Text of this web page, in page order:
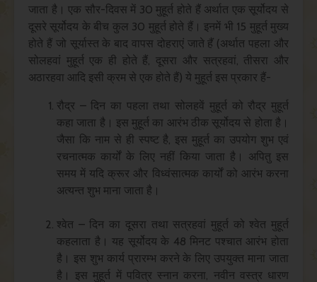
जाता है। एक सौर-दिवस में 30 मुहूर्त होते हैं अर्थात एक सूर्योदय से
दूसरे सूर्योदय के बीच कुल 30 मुहूर्त होते हैं। इनमें भी 15 मुहूर्त मुख्य
होते हैं जो सूर्यास्त के बाद वापस दोहराएं जाते हैं (अर्थात पहला और
सोलहवां मुहूर्त एक ही होते हैं, दूसरा और सत्रहवां, तीसरा और
अठारहवा आदि इसी क्रम से एक होते हैं) ये मुहूर्त इस प्रकार हैं-
रौद्र – दिन का पहला तथा सोलहवें मुहूर्त को रौद्र मुहूर्त
कहा जाता है। इस मुहूर्त का आरंभ ठीक सूर्योदय से होता है।
जैसा कि नाम से ही स्पष्ट है, इस मुहूर्त का उपयोग शुभ एवं
रचनात्मक कार्यों के लिए नहीं किया जाता है। अपितु इस
समय में यदि क्रूर और विध्वंसात्मक कार्यों को आरंभ करना
अत्यन्त शुभ माना जाता है।
श्वेत – दिन का दूसरा तथा सत्रहवां मुहूर्त को श्वेत मुहूर्त
कहलाता है। यह सूर्योदय के 48 मिनट पश्चात आरंभ होता
है। इस शुभ कार्य प्रारम्भ करने के लिए उपयुक्त माना जाता
है। इस मुहूर्त में पवित्र स्नान करना, नवीन वस्त्र धारण